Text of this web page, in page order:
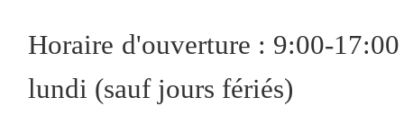
Horaire d'ouverture : 9:00-
lundi (sauf jours fériés)